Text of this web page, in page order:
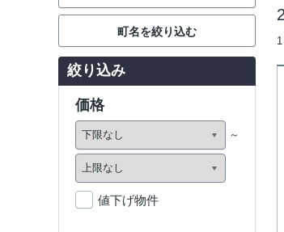
2
町名を絞り込む
絞り込み
価格
値下げ物件